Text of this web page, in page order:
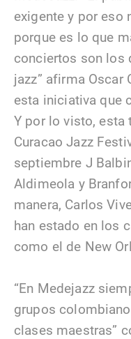
exigente y por eso
porque es lo que
conciertos son los
jazz” afirma Oscar
esta iniciativa que
Y por lo visto, esta
Curacao Jazz
septiembre J
Aldimeola y
manera, Carlos
han estado en los
como el de New
“En Medejazz
grupos
clases maestras”